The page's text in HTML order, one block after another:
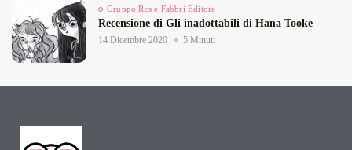
Gruppo Rcs e Fabbri Editore
Recensione di Gli inadottabili di Hana Tooke
14 Dicembre 2020 5 Minuti